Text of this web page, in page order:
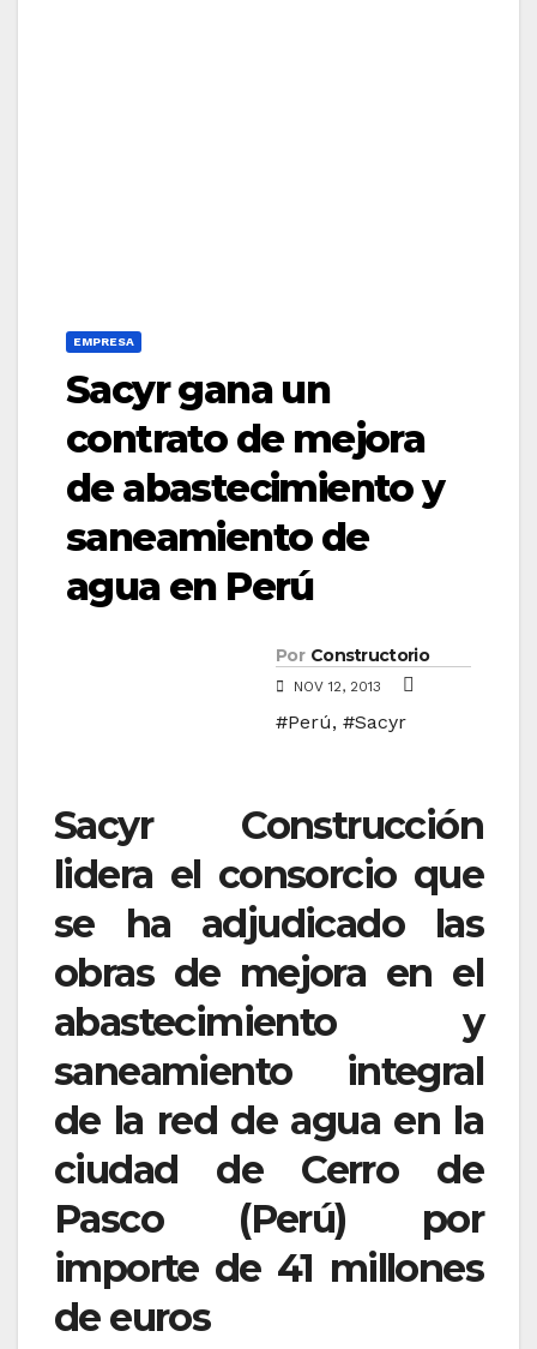
EMPRESA
Sacyr gana un
contrato de mejora
de abastecimiento y
saneamiento de
agua en Perú
Por Constructorio
NOV 12, 2013
#Perú, #Sacyr
Sacyr Construcción
lidera el consorcio que
se ha adjudicado las
obras de mejora en el
abastecimiento y
saneamiento integral
de la red de agua en la
ciudad de Cerro de
Pasco (Perú) por
importe de 41 millones
de euros